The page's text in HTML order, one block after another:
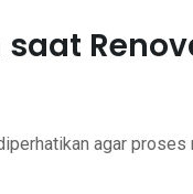
agar proses